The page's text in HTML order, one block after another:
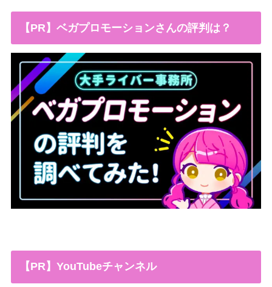
【PR】ベガプロモーションさんの評判は？
【PR】YouTubeチャンネル